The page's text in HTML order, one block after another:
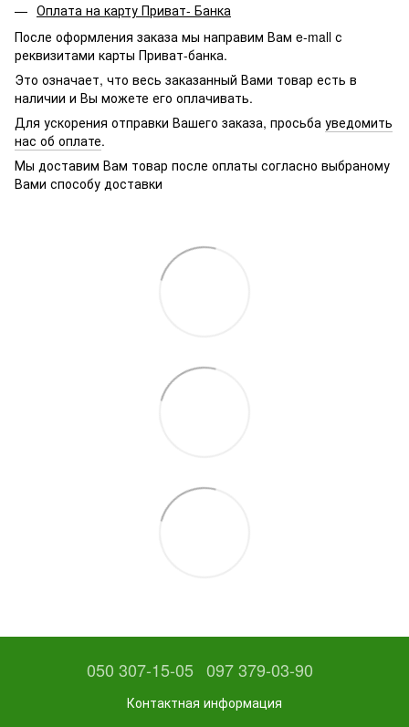
Оплата на карту Приват- Банка
После оформления заказа мы направим Вам e-mall с
реквизитами карты Приват-банка.
Это означает, что весь заказанный Вами товар есть в
наличии и Вы можете его оплачивать.
Для ускорения отправки Вашего заказа, просьба уведомить
нас об оплате.
Мы доставим Вам товар после оплаты согласно выбраному
Вами способу доставки
050 307-15-05 097 379-03-90
Контактная информация